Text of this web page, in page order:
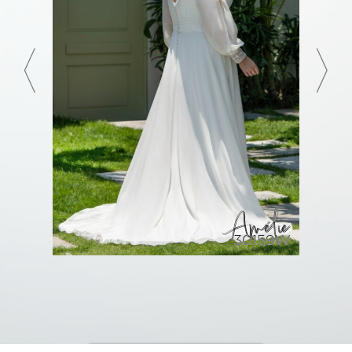
Amélie
30159W